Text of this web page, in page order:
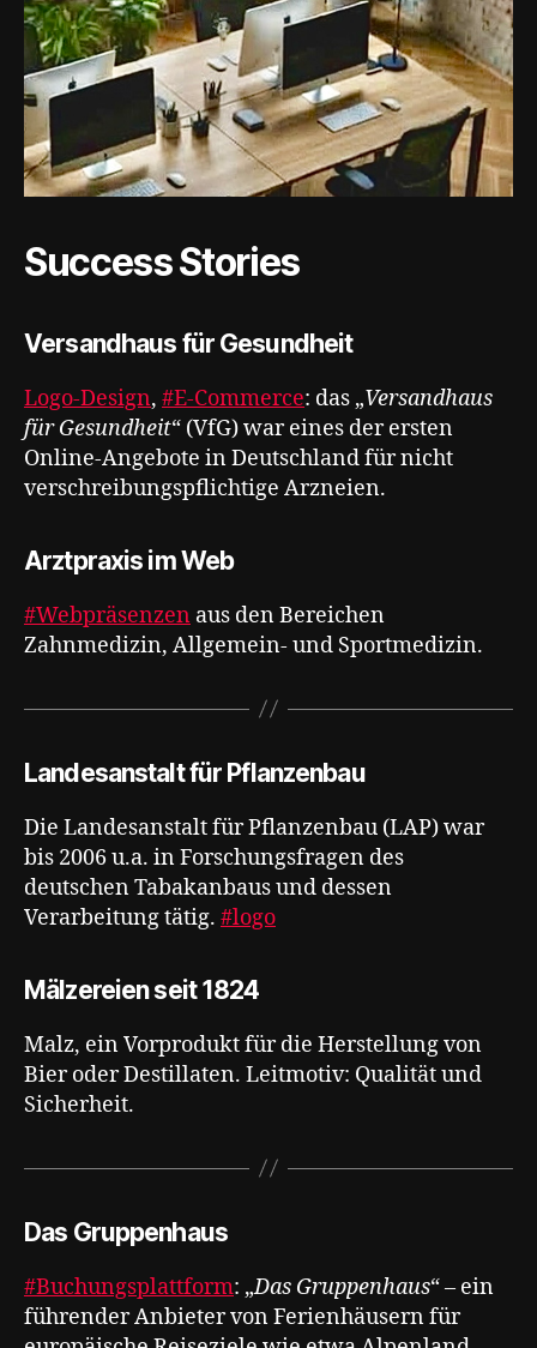
Success Stories
Versandhaus für Gesundheit
Logo-Design, #E-Commerce: das „Versandhaus
für Gesundheit“ (VfG) war eines der ersten
Online-Angebote in Deutschland für nicht
verschreibungspflichtige Arzneien.
Arztpraxis im Web
#Webpräsenzen aus den Bereichen
Zahnmedizin, Allgemein- und Sportmedizin.
Landesanstalt für Pflanzenbau
Die Landesanstalt für Pflanzenbau (LAP) war
bis 2006 u.a. in Forschungsfragen des
deutschen Tabakanbaus und dessen
Verarbeitung tätig. #logo
Mälzereien seit 1824
Malz, ein Vorprodukt für die Herstellung von
Bier oder Destillaten. Leitmotiv: Qualität und
Sicherheit.
Das Gruppenhaus
#Buchungsplattform: „Das Gruppenhaus“ – ein
führender Anbieter von Ferienhäusern für